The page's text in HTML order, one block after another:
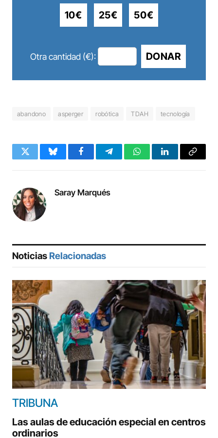
10€ 25€ 50€
Otra cantidad (€): DONAR
abandono asperger robótica TDAH tecnología
Twitter BlueskyFacebookTelegramWhatsAppLinkedInCopy
Saray Marqués
Noticias Relacionadas
TRIBUNA
Las aulas de educación especial en centros
ordinarios